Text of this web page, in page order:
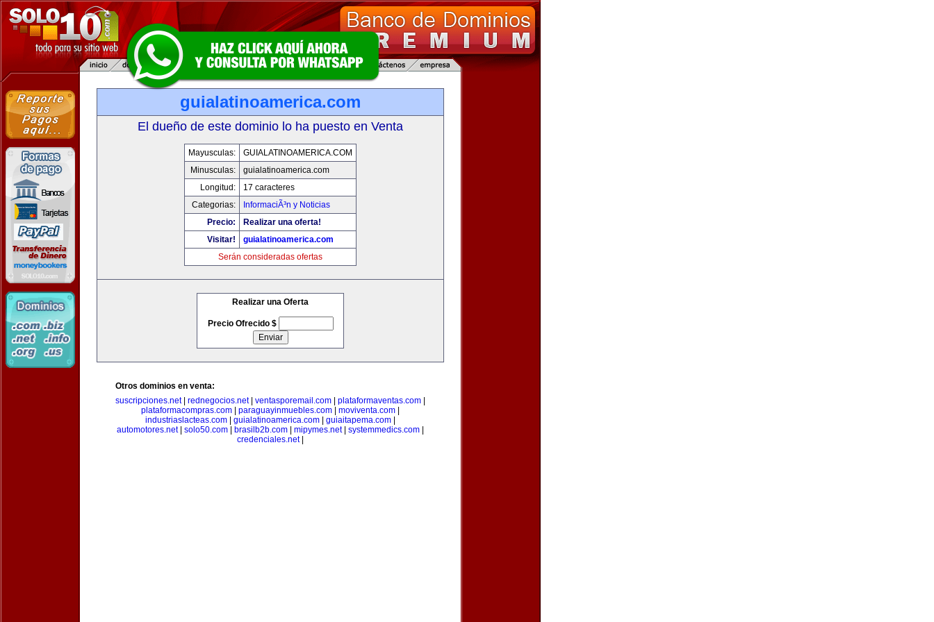
guialatinoamerica.com
El dueño de este dominio lo ha puesto en Venta
Mayusculas:
GUIALATINOAMERICA.COM
Minusculas:
guialatinoamerica.com
Longitud:
17 caracteres
Categorias:
InformaciÃ³n y Noticias
Precio:
Realizar una oferta!
Visitar!
guialatinoamerica.com
Serán consideradas ofertas
Realizar una Oferta
Precio Ofrecido $
Otros dominios en venta:
suscripciones.net| rednegocios.net| ventasporemail.com plataformaventas.com
plataformacompras.com
paraguayinmuebles.com moviventa.com
industriaslacteas.com
guialatinoamerica.com guiaitapema.com
automotores.net| solo50.com brasilb2b.com mipymes.net| systemmedics.com
credenciales.net|